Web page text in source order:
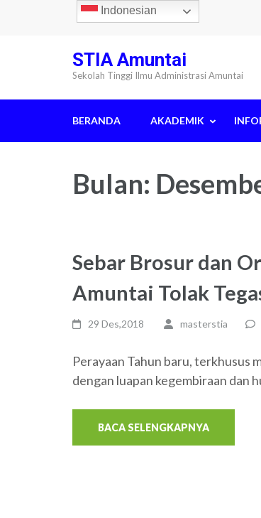
STIA Amuntai
Sekolah Tinggi Ilmu Administrasi Amuntai
BERANDA AKADEMIK
Bulan:
Sebar Brosur dan
Amuntai Tolak
29 Des,2018 masterstia
Perayaan Tahun baru, terkhusus
dengan luapan kegembiraan dan
BACA SELENGKAPNYA
Indonesian